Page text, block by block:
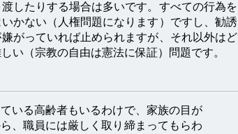
したりする場合は多いです。すべての行為を
かない（人権問題になります）ですし、勧誘
がっていれば止められますが、それ以外はど
い（宗教の自由は憲法に保証）問題です。
いる高齢者もいるわけで、家族の目が
、職員には厳しく取り締まってもらわ